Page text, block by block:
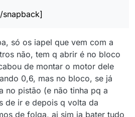
só os iapel que vem com a
não, tem q abrir é no bloco
de montar o motor dele
0,6, mas no bloco, se já
no pistão (e não tinha pq a
de ir e depois q volta da
de folga, ai sim ia bater tudo